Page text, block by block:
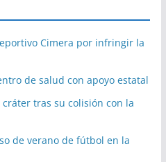
Cimera por infringir la
de salud con apoyo estatal
tras su colisión con la
de verano de fútbol en la